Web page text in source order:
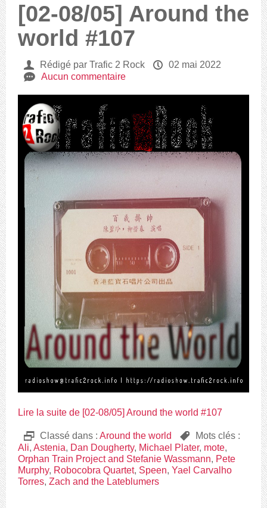
[02-08/05] Around the
world #107
U Rédigé par Trafic 2 Rock P 02 mai 2022
e Aucun commentaire
Lire la suite de [02-08/05] Around the world #107
D Classé dans : Around the world ,
Mots clés :
Ali, Astenia, Dan Dougherty, Michael Plater, mote,
Orphan Train Project and Stefanie Wassmann, Pete
Murphy, Robocobra Quartet, Speen, Yael Carvalho
Torres, Zach and the Lateblumers